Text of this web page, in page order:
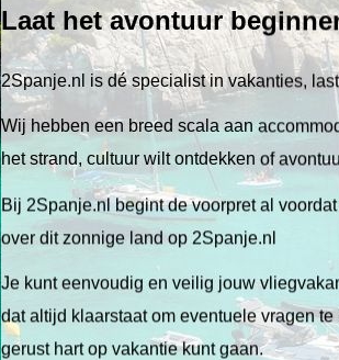
Laat het avontuur
2Spanje.nl is dé specialist in vakanties,
Wij hebben een breed scala aan
het strand, cultuur wilt ontdekken of
Bij 2Spanje.nl begint de voorpret al
over dit zonnige land op 2Spanje.nl
Je kunt eenvoudig en veilig jouw
dat altijd klaarstaat om eventuele vragen
gerust hart op vakantie kunt gaan.